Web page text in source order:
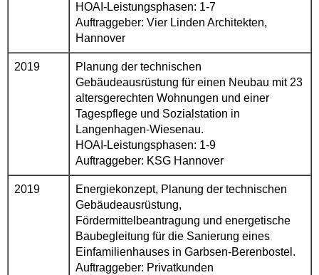
HOAI-Leistungsphasen: 1-7
Auftraggeber: Vier Linden Architekten,
Hannover
2019
Planung der technischen
Gebäudeausrüstung für einen Neubau mit 23
altersgerechten Wohnungen und einer
Tagespflege und Sozialstation in
Langenhagen-Wiesenau.
HOAI-Leistungsphasen: 1-9
Auftraggeber: KSG Hannover
2019
Energiekonzept, Planung der technischen
Gebäudeausrüstung,
Fördermittelbeantragung und energetische
Baubegleitung für die Sanierung eines
Einfamilienhauses in Garbsen-Berenbostel.
Auftraggeber: Privatkunden